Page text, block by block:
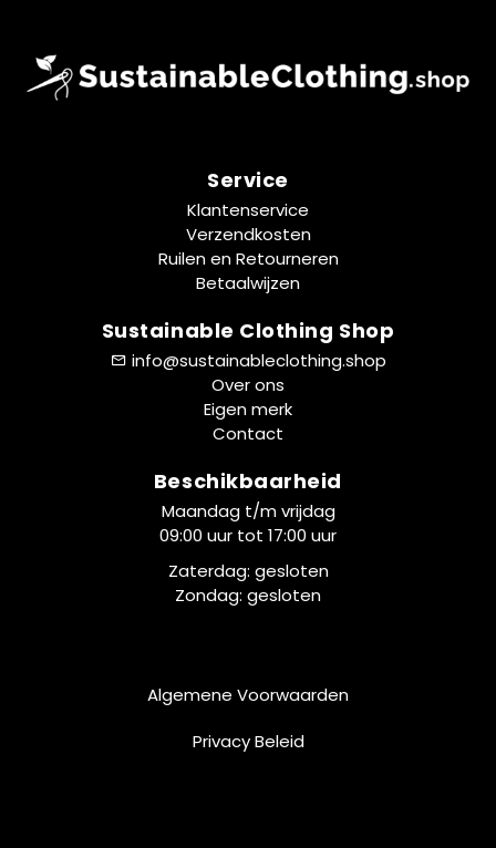
Service
Klantenservice
Verzendkosten
Ruilen en Retourneren
Betaalwijzen
Sustainable Clothing Shop
info@sustainableclothing.shop
Over ons
Eigen merk
Contact
Beschikbaarheid
Maandag t/m vrijdag
09:00 uur tot 17:00 uur
Zaterdag: gesloten
Zondag: gesloten
Algemene Voorwaarden
Privacy Beleid